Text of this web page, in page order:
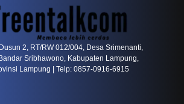
2, RT/RW 012/004, Desa Srimenanti,
Sribhawono, Kabupaten Lampung,
Lampung | Telp: 0857-0916-6915